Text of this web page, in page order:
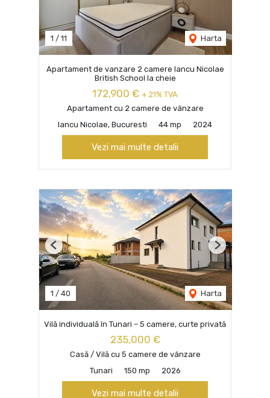
1 / 11 Harta
Apartament de vanzare 2 camere Iancu Nicolae
British School la cheie
172,900 € + 21% TVA
Apartament cu 2 camere de vânzare
Iancu Nicolae, Bucuresti
44 mp 2024
Vezi mai multe detalii
1 / 40 Harta
Previous Next
Vilă individuală în Tunari – 5 camere, curte privată
235,000 €
Casă / Vilă cu 5 camere de vânzare
Tunari
150 mp 2026
Vezi mai multe detalii